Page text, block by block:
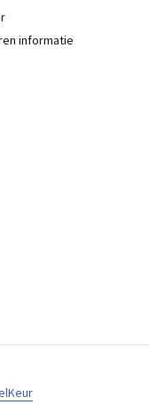
informatie